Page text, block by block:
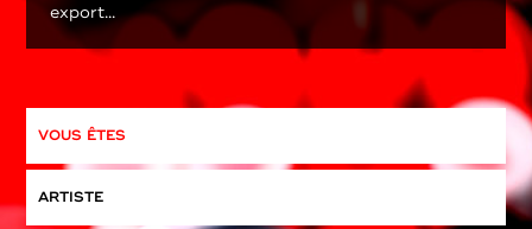
export...
VOUS ÊTES
ARTISTE